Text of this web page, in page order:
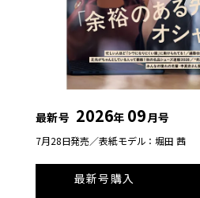
最新号 2026年 09月号
7月28日発売／表紙モデル：堀田 茜
最新号購入